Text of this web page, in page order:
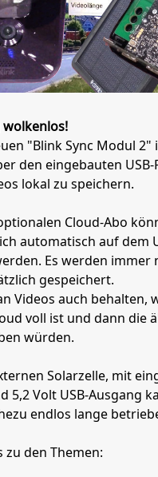
"Blink Sync Modul 2"
den eingebauten
lokal zu speichern.
Cloud-Abo
automatisch auf dem
Es werden immer
gespeichert.
Videos auch behalten,
voll ist und dann die
würden.
Solarzelle, mit
5,2 Volt USB-Ausgang
endlos lange
zu den Themen: